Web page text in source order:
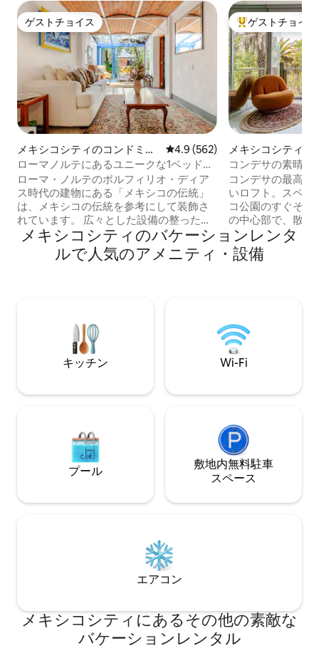
ゲストチョイス
ゲストチョイス
メキシコシティのコンドミニ
アム
レビュー562件、5つ星中4.9つ
4.9 (562)
ローマノルテにあるユニークな1ベッドル
ームのコンドミニアム、専用庭付き
ローマ・ノルテのポルフィリオ・ディア
ス時代の建物にある「メキシコの伝統」
は、メキシコの伝統を参考にして装飾さ
れています。 広々とした設備の整ったバ
スルーム、戦略的に配置された洗濯機、
グリル、電子レンジ、冷蔵庫を備えたキ
ッチン、4人用のテーブルと椅子を備えた
リビングルームとベッドルームから庭に
アクセスできます。 長期滞在に最適で
大好評のゲスト
ゲストチョイス
メキシコシティの
ン・アパート
コンデサの素晴ら
ケーション
コンデサの最高の
いロフト。スペイ
コ公園のすぐそば
の中心部で、散歩
めます。アパー
地が良いです。
ビングルームと4
ものがすべて揃っ
いです。この場所
です！
メキシコシティのバケーションレンタ
ルで人気のアメニティ・設備
キッチン Wi-Fi
プール
敷地内無料駐⁠車
ス⁠ペ⁠ー⁠ス
エアコン
メキシコシティにあるその他の素敵な
バケーションレンタル